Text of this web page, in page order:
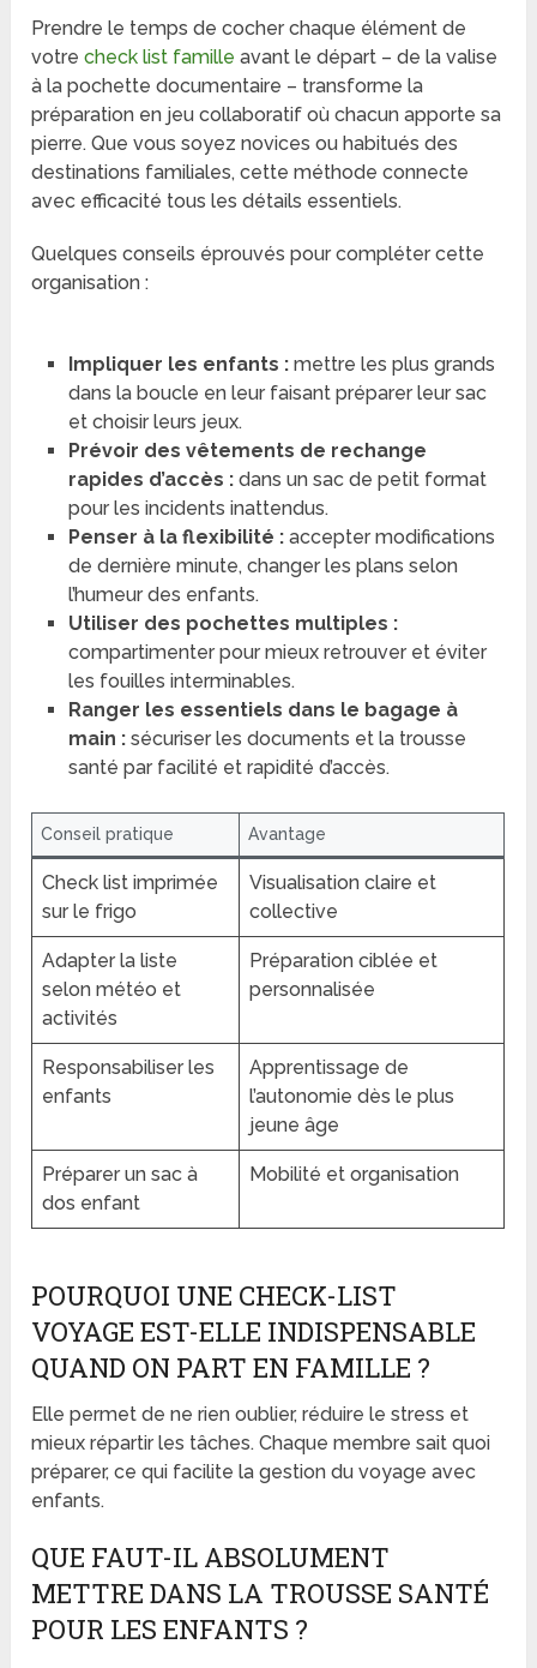
Prendre le temps de cocher chaque élément de
votrecheck list famille avant le départ – de la valise
à la pochette documentaire – transforme la
préparation en jeu collaboratif où chacun apporte sa
pierre. Que vous soyez novices ou habitués des
destinations familiales, cette méthode connecte
avec efficacité tous les détails essentiels.
Quelques conseils éprouvés pour compléter cette
organisation :
Impliquer les enfants :mettre les plus grands
dans la boucle en leur faisant préparer leur sac
et choisir leurs jeux.
Prévoir des vêtements de rechange
rapides d’accès :dans un sac de petit format
pour les incidents inattendus.
Penser à la flexibilité :accepter modifications
de dernière minute, changer les plans selon
l’humeur des enfants.
Utiliser des pochettes multiples :
compartimenter pour mieux retrouver et éviter
les fouilles interminables.
Ranger les essentiels dans le bagage à
main :sécuriser les documents et la trousse
santé par facilité et rapidité d’accès.
Conseil pratique Avantage
Check list imprimée
sur le frigo
Visualisation claire et
collective
Adapter la liste
selon météo et
activités
Préparation ciblée et
personnalisée
Responsabiliser les
enfants
Apprentissage de
l’autonomie dès le plus
jeune âge
Préparer un sac à
dos enfant
Mobilité et organisation
POURQUOI UNE CHECK-LIST
VOYAGE EST-ELLE INDISPENSABLE
QUAND ON PART EN FAMILLE ?
Elle permet de ne rien oublier, réduire le stress et
mieux répartir les tâches. Chaque membre sait quoi
préparer, ce qui facilite la gestion du voyage avec
enfants.
QUE FAUT-IL ABSOLUMENT
METTRE DANS LA TROUSSE SANTÉ
POUR LES ENFANTS ?